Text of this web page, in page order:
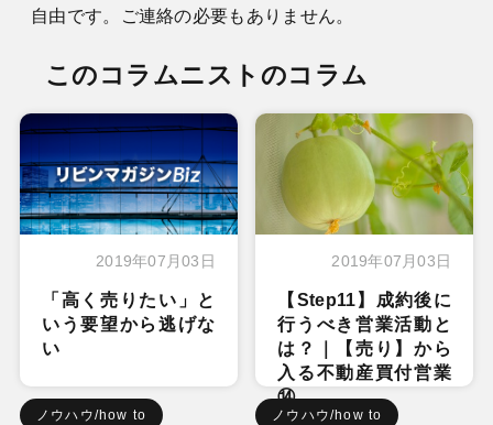
自由です。ご連絡の必要もありません。
このコラムニストのコラム
2019年07月03日
「高く売りたい」と
いう要望から逃げな
い
ノウハウ/how to
2019年07月03日
【Step11】成約後に
行うべき営業活動と
は？｜【売り】から
入る不動産買付営業
⑭
ノウハウ/how to